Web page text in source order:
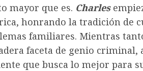
mayor que es. Charles
honrando la tradición de
familiares. Mientras
faceta de genio criminal,
que busca lo mejor para